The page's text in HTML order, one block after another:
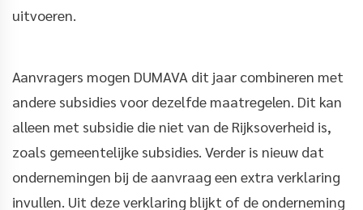
uitvoeren.
Aanvragers mogen DUMAVA dit jaar combineren met
andere subsidies voor dezelfde maatregelen. Dit kan
alleen met subsidie die niet van de Rijksoverheid is,
zoals gemeentelijke subsidies. Verder is nieuw dat
ondernemingen bij de aanvraag een extra verklaring
invullen. Uit deze verklaring blijkt of de onderneming